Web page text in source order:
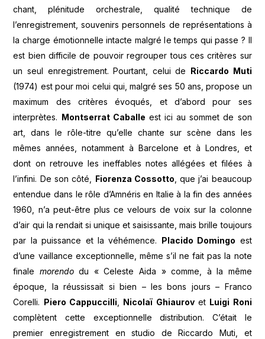
chant, plénitude orchestrale, qualité technique de
l’enregistrement, souvenirs personnels de représentations à
la charge émotionnelle intacte malgré le temps qui passe ? Il
est bien difficile de pouvoir regrouper tous ces critères sur
un seul enregistrement. Pourtant, celui de Riccardo Muti
(1974) est pour moi celui qui, malgré ses 50 ans, propose un
maximum des critères évoqués, et d’abord pour ses
interprètes. Montserrat Caballe est ici au sommet de son
art, dans le rôle-titre qu’elle chante sur scène dans les
mêmes années, notamment à Barcelone et à Londres, et
dont on retrouve les ineffables notes allégées et filées à
l’infini. De son côté, Fiorenza Cossotto , que j’ai beaucoup
entendue dans le rôle d’Amnéris en Italie à la fin des années
1960, n’a peut-être plus ce velours de voix sur la colonne
d’air qui la rendait si unique et saisissante, mais brille toujours
par la puissance et la véhémence. Placido Domingo est
d’une vaillance exceptionnelle, même s’il ne fait pas la note
finale morendodu « Celeste Aida » comme, à la même
époque, la réussissait si bien – les bons jours – Franco
Corelli. Piero Cappuccilli Nicolaï Ghiaurovet Luigi Roni
complètent cette exceptionnelle distribution. C’était le
premier enregistrement en studio de Riccardo Muti, et